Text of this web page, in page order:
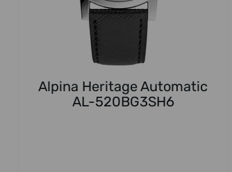
Alpina Heritage Automatic
AL-520BG3SH6